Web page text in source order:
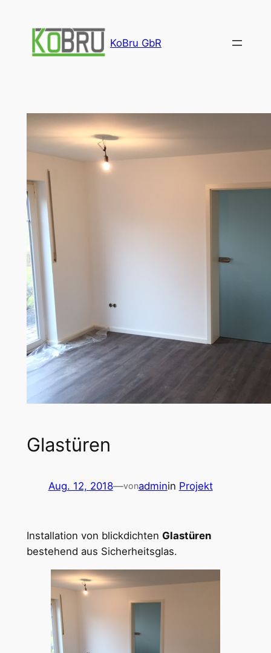
springen
KoBru GbR
Glastüren
Aug. 12, 2018—vonadminin Projekt
Installation von blickdichten Glastüren
bestehend aus Sicherheitsglas.